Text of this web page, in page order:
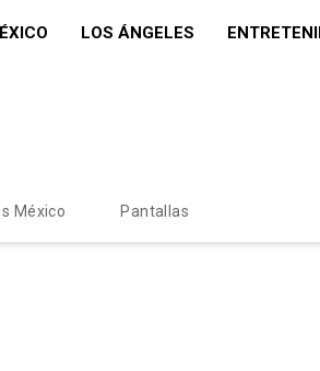
LOS ÁNGELES
México Pantallas